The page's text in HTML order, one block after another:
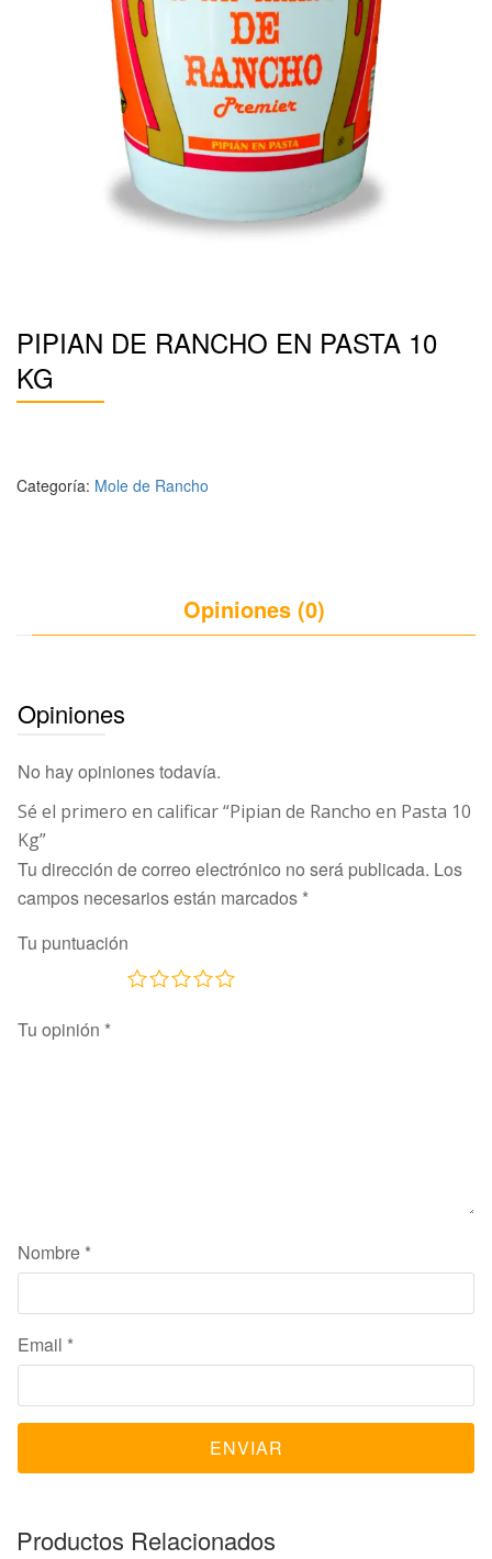
PIPIAN DE RANCHO EN PASTA 10
KG
Categoría: Mole de Rancho
Opiniones (0)
Opiniones
No hay opiniones todavía.
Sé el primero en calificar “Pipian de Rancho en Pasta 10
Kg”
Tu dirección de correo electrónico no será publicada. Los
campos necesarios están marcados *
Tu puntuación
Tu opinión *
Nombre *
Email *
Productos Relacionados